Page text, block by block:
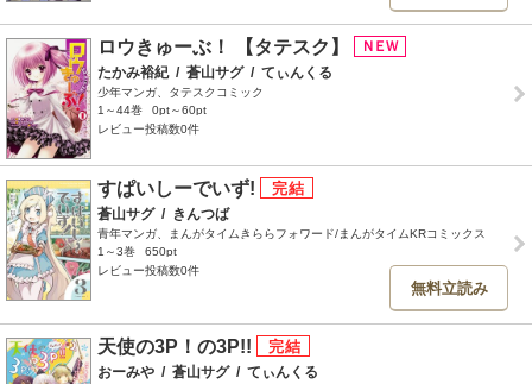
ロウきゅーぶ！ 【タテスク】
たかみ裕紀 / 蒼山サグ / てぃんくる
少年マンガ、タテスクコミック
1～44巻
0pt～60pt
レビュー投稿数0件
すぱいしーでいず!
蒼山サグ / きんつば
青年マンガ、まんがタイムきららフォワード/まんがタイムKRコミックス
1～3巻
650pt
レビュー投稿数0件
無料立読み
天使の3P！の3P!!
おーみや / 蒼山サグ / てぃんくる